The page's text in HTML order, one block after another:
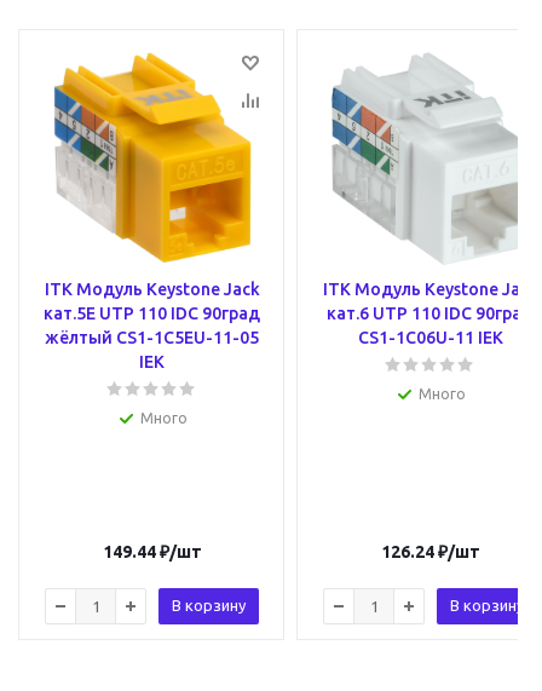
ITK Модуль Keystone Jack
кат.5E UTP 110 IDC 90град
жёлтый CS1-1C5EU-11-05
IEK
Много
149.44₽/шт
В корзину
ITK Модуль Keystone Jack
кат.6 UTP 110 IDC 90град
CS1-1C06U-11 IEK
Много
126.24₽/шт
В корзину